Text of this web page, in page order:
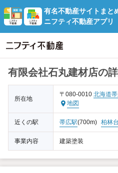
有名不動産サイトまと
ニフティ不動産アプリ
有限会社石丸建材店の
所在地
〒080-0010 北海道
地図
近くの駅 帯広駅(700m) 柏林
事業内容 建築塗装